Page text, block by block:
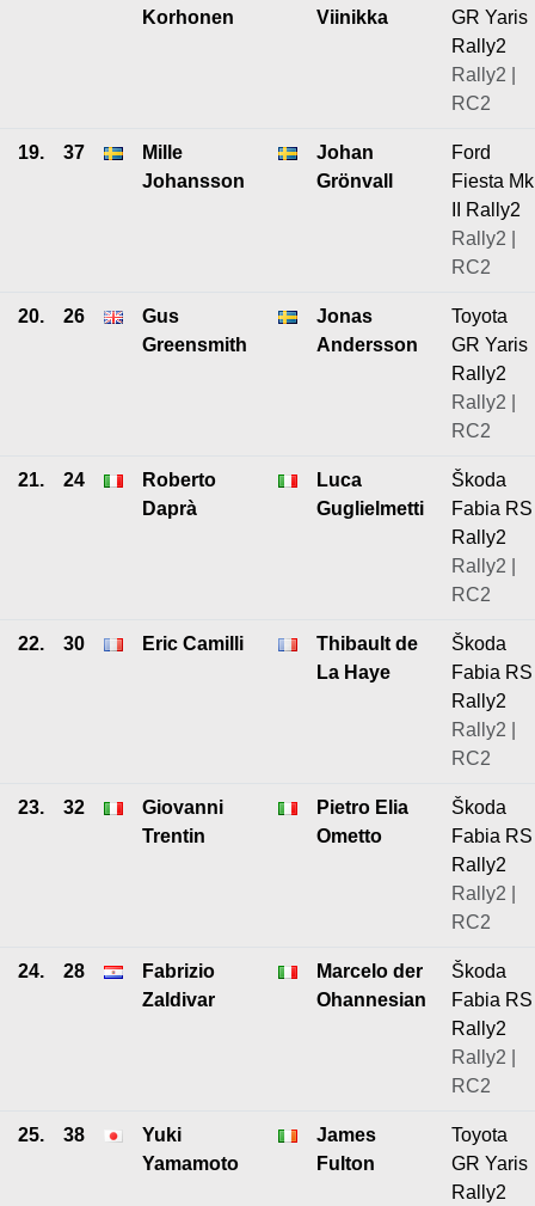
Korhonen
Viinikka
GR Yaris
Rally2
Rally2 |
RC2
19. 37
Mille
Johansson
Johan
Grönvall
Ford
Fiesta Mk
II Rally2
Rally2 |
RC2
20. 26
Gus
Greensmith
Jonas
Andersson
Toyota
GR Yaris
Rally2
Rally2 |
RC2
21. 24
Roberto
Daprà
Luca
Guglielmetti
Škoda
Fabia RS
Rally2
Rally2 |
RC2
22. 30 Eric Camilli
Thibault de
La Haye
Škoda
Fabia RS
Rally2
Rally2 |
RC2
23. 32
Giovanni
Trentin
Pietro Elia
Ometto
Škoda
Fabia RS
Rally2
Rally2 |
RC2
24. 28
Fabrizio
Zaldivar
Marcelo der
Ohannesian
Škoda
Fabia RS
Rally2
Rally2 |
RC2
25. 38
Yuki
Yamamoto
James
Fulton
Toyota
GR Yaris
Rally2